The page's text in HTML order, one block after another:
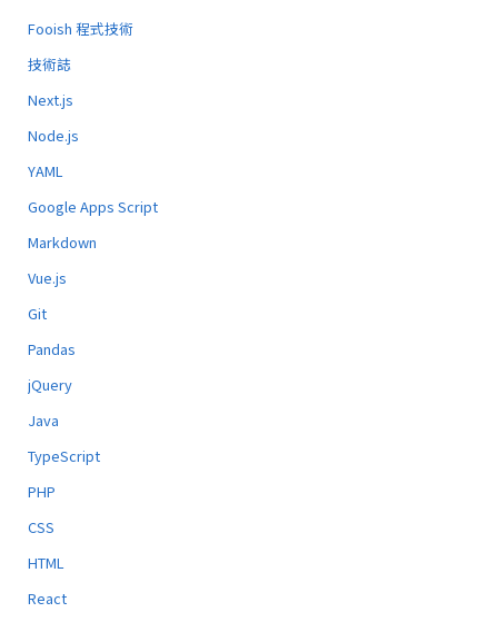
Fooish 程式技術
技術誌
Next.js
Node.js
YAML
Google Apps Script
Markdown
Vue.js
Git
Pandas
jQuery
Java
TypeScript
PHP
CSS
HTML
React